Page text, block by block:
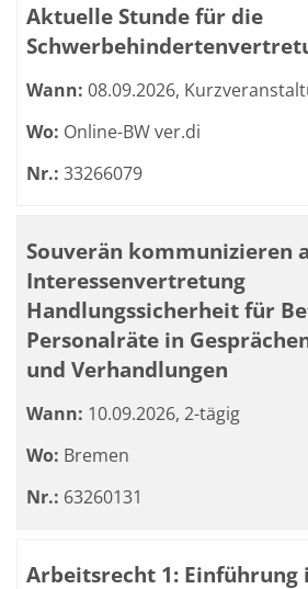
Aktuelle Stunde für die
Wann: 08.09.2026,
Wo: Online-BW ver.di
Nr.: 33266079
Souverän kommunizieren
Interessenvertretung
Handlungssicherheit für
Personalräte in
und Verhandlungen
Wann: 10.09.2026, 2-tägig
Wo: Bremen
Nr.: 63260131
Arbeitsrecht 1: Einführung